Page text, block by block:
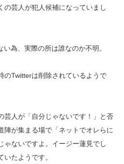
の芸人が犯人候補になっていまし
為、実際の所は誰なのか不明。
のTwitterは削除されているようで
芸人が「自分じゃないです！」と否
陣が集まる場で「ネットでオレらに
ゃないですよ。イージー蓮見でし
いたようです。